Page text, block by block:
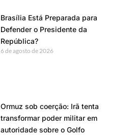
Brasília Está Preparada para
Defender o Presidente da
República?
6 de agosto de 2026
Ormuz sob coerção: Irã tenta
transformar poder militar em
autoridade sobre o Golfo